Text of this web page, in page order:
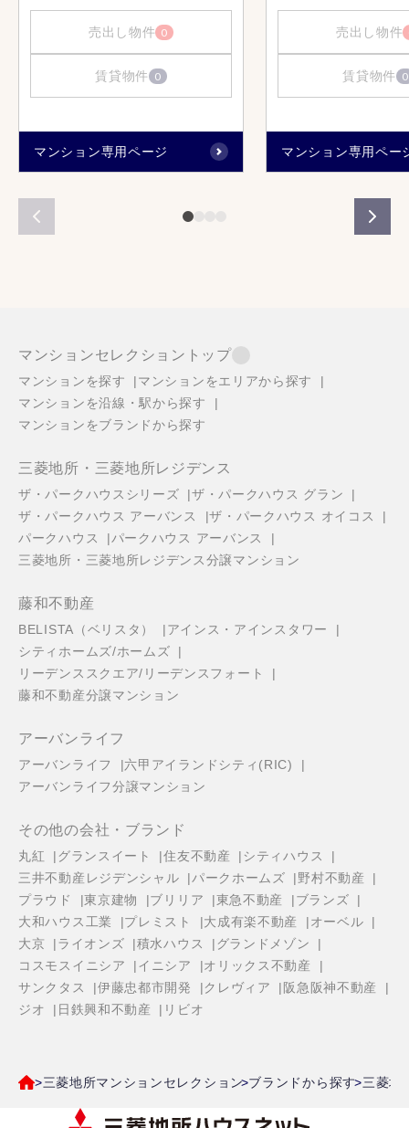
売出し物件 0
賃貸物件 0
マンション専用ページ
売出し物件
賃貸物件 0
マンション専用ペー
マンションセレクショントップ
マンションを探す
マンションをエリアから探す
マンションを沿線・駅から探す
マンションをブランドから探す
三菱地所・三菱地所レジデンス
ザ・パークハウスシリーズ
ザ・パークハウス グラン
ザ・パークハウス アーバンス
ザ・パークハウス オイコス
パークハウス
パークハウス アーバンス
三菱地所・三菱地所レジデンス分譲マンション
藤和不動産
BELISTA（ベリスタ）
アインス・アインスタワー
シティホームズ/ホームズ
リーデンススクエア/リーデンスフォート
藤和不動産分譲マンション
アーバンライフ
アーバンライフ
六甲アイランドシティ(RIC)
アーバンライフ分譲マンション
その他の会社・ブランド
丸紅 グランスイート 住友不動産
シティハウス
三井不動産レジデンシャル
パークホームズ
野村不動産
プラウド
東京建物 ブリリア 東急不動産
ブランズ
大和ハウス工業
プレミスト 大成有楽不動産
オーベル
大京
ライオンズ 積水ハウス
グランドメゾン
コスモスイニシア
イニシア
オリックス不動産
サンクタス
伊藤忠都市開発 クレヴィア
阪急阪神不動産
ジオ
日鉄興和不動産 リビオ
三菱地所マンションセレクション ブランドから探す 三菱地